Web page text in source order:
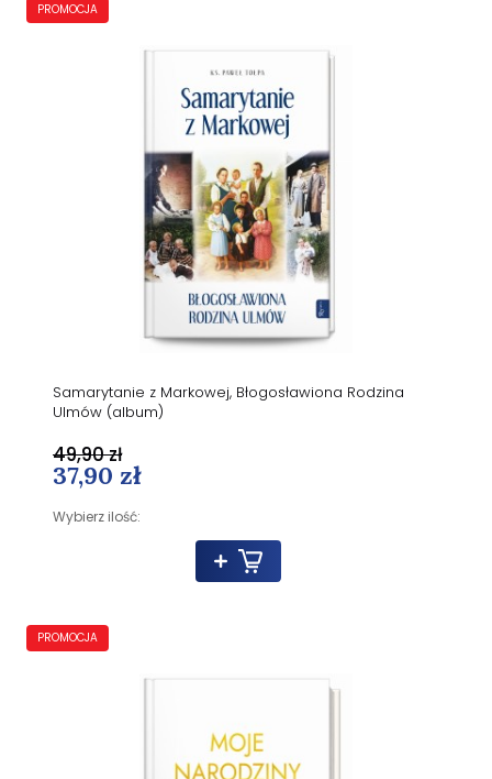
Samarytanie z Markowej, Błogosławiona Rodzina
Ulmów (album)
37,90 zł
Wybierz ilość:
49,90 zł
PROMOCJA
PROMOCJA